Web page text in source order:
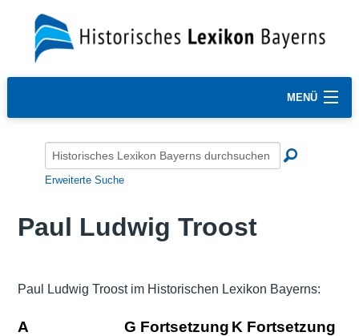
MENÜ
Erweiterte Suche
Paul Ludwig Troost
Paul Ludwig Troost im Historischen Lexikon Bayerns:
A G Fortsetzung K Fortsetzung